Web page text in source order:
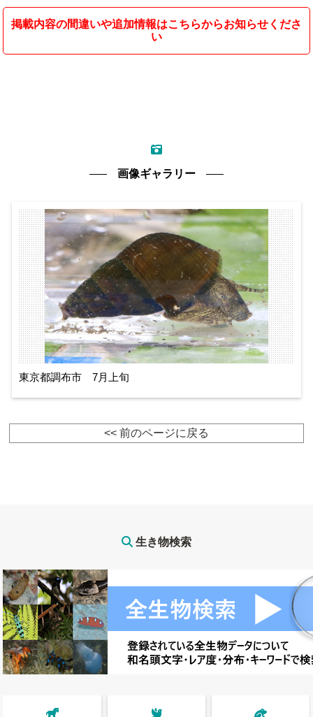
掲載内容の間違いや追加情報はこちらからお知らせくださ
い
画像ギャラリー
東京都調布市 7月上旬
<< 前のページに戻る
生き物検索